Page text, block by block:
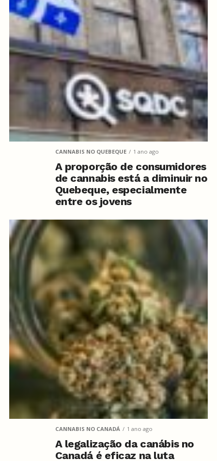
CANNABIS NO QUEBEQUE 1 ano ago
A proporção de consumidores
de cannabis está a diminuir no
Quebeque, especialmente
entre os jovens
CANNABIS NO CANADÁ 1 ano ago
A legalização da canábis no
Canadá é eficaz na luta